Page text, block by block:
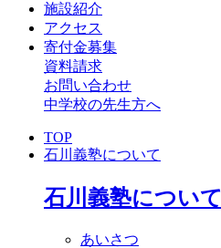
施設紹介
アクセス
寄付金募集
資料請求
お問い合わせ
中学校の先生方へ
TOP
石川義塾について
石川義塾について
あいさつ